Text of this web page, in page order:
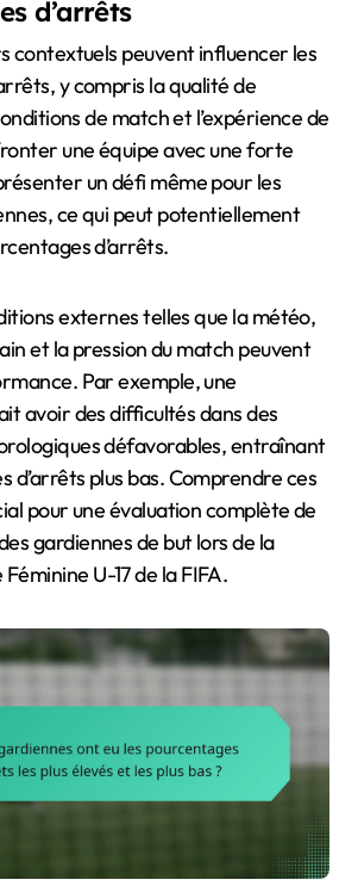
d’arrêts
contextuels peuvent influencer les
y compris la qualité de
de match et l’expérience de
une équipe avec une forte
un défi même pour les
ce qui peut potentiellement
d’arrêts.
externes telles que la météo,
et la pression du match peuvent
Par exemple, une
avoir des difficultés dans des
défavorables, entraînant
d’arrêts plus bas. Comprendre ces
pour une évaluation complète de
gardiennes de but lors de la
U-17 de la FIFA.